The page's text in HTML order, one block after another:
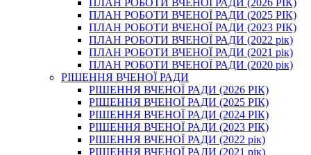
ПЛАН РОБОТИ ВЧЕНОЇ РАДИ (2026 РІК)
ПЛАН РОБОТИ ВЧЕНОЇ РАДИ (2025 РІК)
ПЛАН РОБОТИ ВЧЕНОЇ РАДИ (2023 РІК)
ПЛАН РОБОТИ ВЧЕНОЇ РАДИ (2022 рік)
ПЛАН РОБОТИ ВЧЕНОЇ РАДИ (2021 рік)
ПЛАН РОБОТИ ВЧЕНОЇ РАДИ (2020 рік)
РІШЕННЯ ВЧЕНОЇ РАДИ
РІШЕННЯ ВЧЕНОЇ РАДИ (2026 РІК)
РІШЕННЯ ВЧЕНОЇ РАДИ (2025 РІК)
РІШЕННЯ ВЧЕНОЇ РАДИ (2024 РІК)
РІШЕННЯ ВЧЕНОЇ РАДИ (2023 РІК)
РІШЕННЯ ВЧЕНОЇ РАДИ (2022 рік)
РІШЕННЯ ВЧЕНОЇ РАДИ (2021 рік)